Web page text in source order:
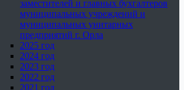
заместителей и главных бухгалтеров
муниципальных учреждений и
муниципальных унитарных
предприятий г. Орла
2025 год
2024 год
2023 год
2022 год
2021 год